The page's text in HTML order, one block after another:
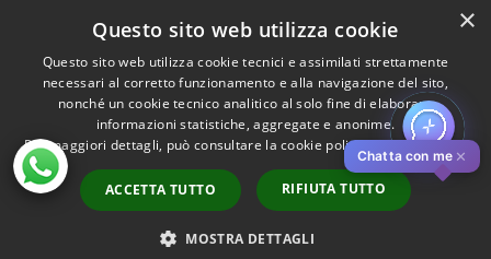
Dichiarazione di accessibilità
Accessibilità
Privacy
Copyright © 2026 • Comune di
Pistoia • Powered by
Municipium•
Accesso
redazione
Chatta con me ✕
×
Questo sito web utilizza cookie
Questo sito web utilizza cookie tecnici e assimilati strettamente
necessari al corretto funzionamento e alla navigazione del sito,
nonché un cookie tecnico analitico al solo fine di elaborare
informazioni statistiche, aggregate e anonime.
Per maggiori dettagli, può consultare la cookie policy al seguentelink
ACCETTA TUTTO RIFIUTA TUTTO
MOSTRA DETTAGLI